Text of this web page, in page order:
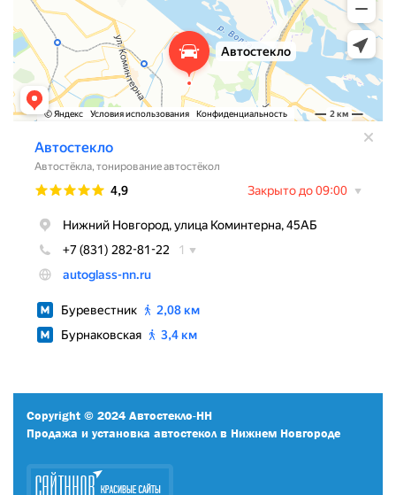
Copyright © 2024 Автостекло-НН
Продажа и установка автостекол в Нижнем Новгороде